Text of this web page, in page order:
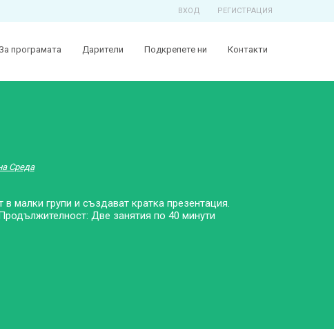
ВХОД РЕГИСТРАЦИЯ
За програмата Дарители Подкрепете ни Контакти
Среда
малки групи и създават кратка презентация.
Две занятия по 40 минути